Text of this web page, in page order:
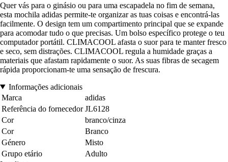
Quer vás para o ginásio ou para uma escapadela no fim de semana,
esta mochila adidas permite-te organizar as tuas coisas e encontrá-las
facilmente. O design tem um compartimento principal que se expande
para acomodar tudo o que precisas. Um bolso específico protege o teu
computador portátil. CLIMACOOL afasta o suor para te manter fresco
e seco, sem distrações. CLIMACOOL regula a humidade graças a
materiais que afastam rapidamente o suor. As suas fibras de secagem
rápida proporcionam-te uma sensação de frescura.
Informações adicionais
Marca
adidas
Referência do fornecedor JL6128
Cor
branco/cinza
Cor
Branco
Género
Misto
Grupo etário
Adulto